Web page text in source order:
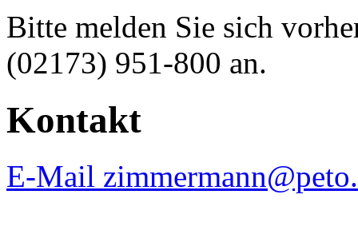
Bitte melden Sie sich
(02173) 951-800 an.
Kontakt
E-Mail